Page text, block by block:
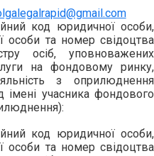
код юридичної особи,
особи та номер свідоцтва
осіб, уповноважених
на фондовому ринку,
з оприлюднення
імені учасника фондового
код юридичної особи,
особи та номер свідоцтва